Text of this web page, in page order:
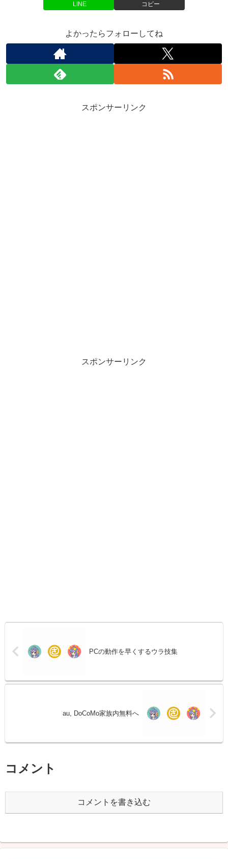
LINE コピー
よかったらフォローしてね
スポンサーリンク
スポンサーリンク
PCの動作を早くするウラ技集
au, DoCoMo家族内無料へ
コメント
コメントを書き込む